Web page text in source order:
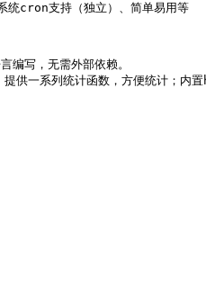
统cron支持（独立）、简单易用等
编写，无需外部依赖。
一系列统计函数，方便统计；内